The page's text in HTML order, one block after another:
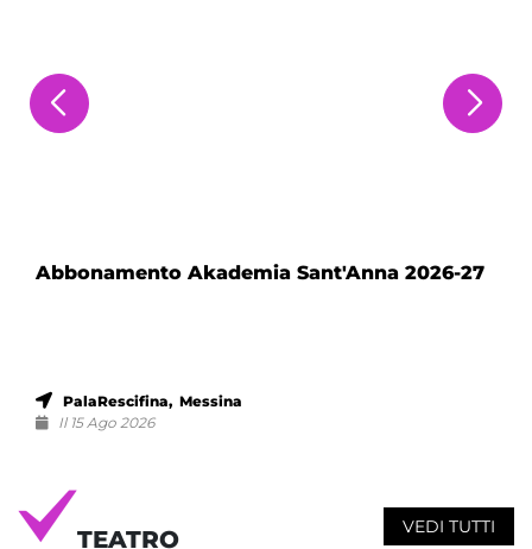
Abbonamento Akademia Sant'Anna 2026-27
PalaRescifina, Messina
Il 15 Ago 2026
TEATRO VEDI TUTTI